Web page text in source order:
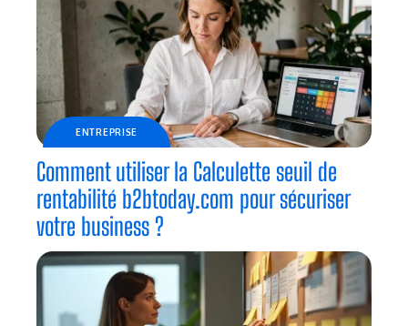
ENTREPRISE
Comment utiliser la Calculette seuil de
rentabilité b2btoday.com pour sécuriser
votre business ?